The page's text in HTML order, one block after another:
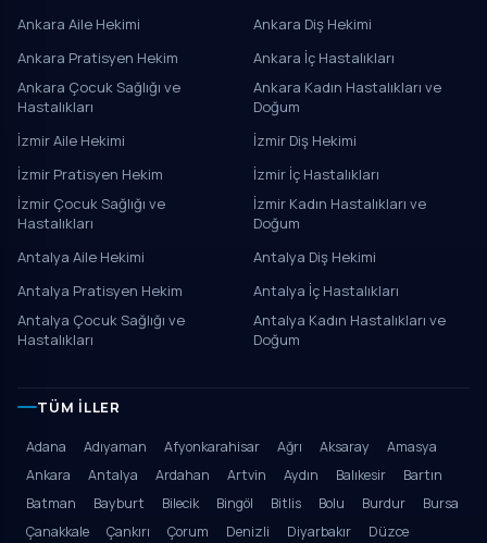
Ankara Aile Hekimi
Ankara Diş Hekimi
Ankara Pratisyen Hekim
Ankara İç Hastalıkları
Ankara Çocuk Sağlığı ve
Hastalıkları
Ankara Kadın Hastalıkları ve
Doğum
İzmir Aile Hekimi
İzmir Diş Hekimi
İzmir Pratisyen Hekim
İzmir İç Hastalıkları
İzmir Çocuk Sağlığı ve
Hastalıkları
İzmir Kadın Hastalıkları ve
Doğum
Antalya Aile Hekimi
Antalya Diş Hekimi
Antalya Pratisyen Hekim
Antalya İç Hastalıkları
Antalya Çocuk Sağlığı ve
Hastalıkları
Antalya Kadın Hastalıkları ve
Doğum
TÜM İLLER
Adana Adıyaman Afyonkarahisar Ağrı Aksaray
Amasya
Ankara
Antalya Ardahan Artvin Aydın Balıkesir
Bartın
Batman
Bayburt Bilecik Bingöl Bitlis Bolu Burdur
Bursa
Çanakkale
Çankırı Çorum Denizli Diyarbakır Düzce